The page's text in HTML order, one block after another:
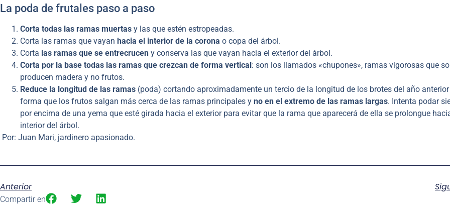
La poda de frutales paso a paso
Corta todas las ramas muertas y las que estén estropeadas.
Corta las ramas que vayan hacia el interior de la corona o copa del árbol.
Corta las ramas que se entrecrucen y conserva las que vayan hacia el exterior del árbol.
Corta por la base todas las ramas que crezcan de forma vertical : son los llamados «chupones», ramas vigorosas que
producen madera y no frutos.
Reduce la longitud de las ramas (poda) cortando aproximadamente un tercio de la longitud de los brotes del año
forma que los frutos salgan más cerca de las ramas principales y no en el extremo de las ramas largas. Intenta podar
por encima de una yema que esté girada hacia el exterior para evitar que la rama que aparecerá de ella se prolongue
interior del árbol.
Por: Juan Mari, jardinero apasionado.
Anterior
Compartir en